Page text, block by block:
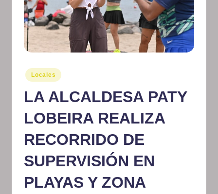
f
o
r
m
at
iv
o
Publicado
en
Locales
LA ALCALDESA PATY
LOBEIRA REALIZA
RECORRIDO DE
SUPERVISIÓN EN
PLAYAS Y ZONA